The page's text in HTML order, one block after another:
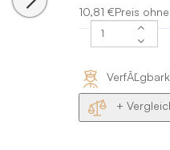
10,81 €Preis
+